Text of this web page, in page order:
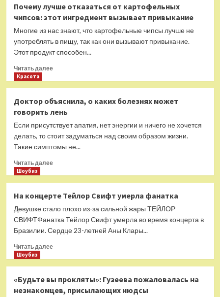
«Брата-3»
прокомментировал
отказ
выдаче
прокатного
удостоверения
Почему лучше отказаться от картофельных
чипсов: этот ингредиент вызывает привыкание
Многие из нас знают, что картофельные чипсы лучше не
употреблять в пищу, так как они вызывают привыкание.
Этот продукт способен...
Читать далееПрочитать
лучше
отказаться
от
чипсов:
этот
ингредиент
Красота
Доктор объяснила, о каких болезнях может
говорить лень
Если присутствует апатия, нет энергии и ничего не хочется
делать, то стоит задуматься над своим образом жизни.
Такие симптомы не...
Читать далееПрочитать
объяснила,
о
каких
болезнях
может
говорить
Шоубиз
На концерте Тейлор Свифт умерла фанатка
Девушке стало плохо из-за сильной жары ТЕЙЛОР
СВИФТФанатка Тейлор Свифт умерла во время концерта в
Бразилии. Сердце 23-летней Аны Клары...
Читать далееПрочитать
концерте
Тейлор
Шоубиз
«Будьте вы прокляты»: Гузеева пожаловалась на
незнакомцев, присылающих нюдсы